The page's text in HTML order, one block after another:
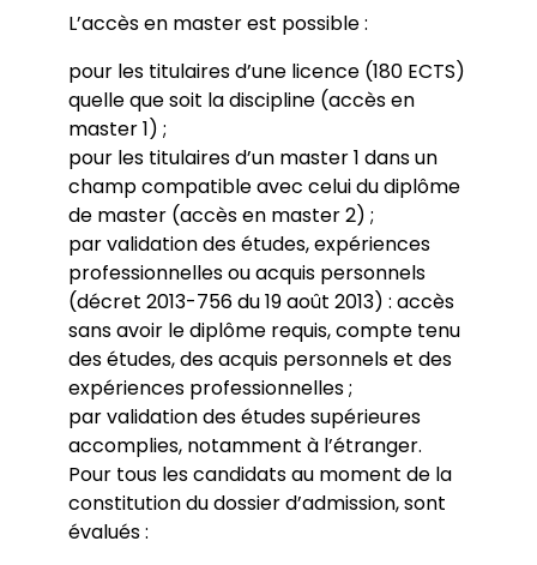
Master NET
Master ACEHN
Master MTN
Partenaires universitaires
Partenaires socio-économiques
L’accès en master est possible :
pour les titulaires d’une licence (180 ECTS)
quelle que soit la discipline (accès en
master 1) ;
pour les titulaires d’un master 1 dans un
champ compatible avec celui du diplôme
de master (accès en master 2) ;
par validation des études, expériences
professionnelles ou acquis personnels
(décret 2013-756 du 19 août 2013) : accès
sans avoir le diplôme requis, compte tenu
des études, des acquis personnels et des
expériences professionnelles ;
par validation des études supérieures
accomplies, notamment à l’étranger.
Pour tous les candidats au moment de la
constitution du dossier d’admission, sont
évalués :